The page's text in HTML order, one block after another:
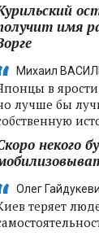
в
через
call-
имя
Михаил
в ярости
лучше бы
некого
Олег
теряет